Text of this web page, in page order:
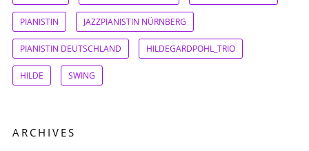
PIANISTIN JAZZPIANISTIN NÜRNBERG
PIANISTIN DEUTSCHLAND HILDEGARDPOHL_TRIO
HILDE SWING
ARCHIVES